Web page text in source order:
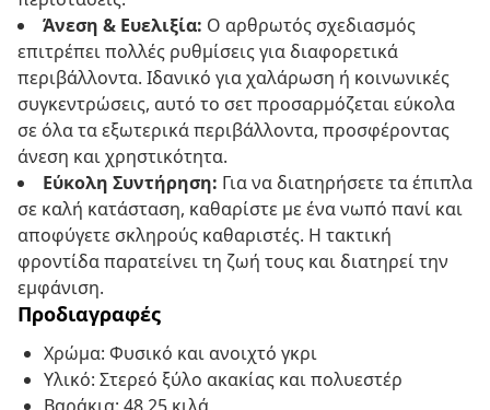
Άνεση & Ευελιξία: Ο αρθρωτός σχεδιασμός
επιτρέπει πολλές ρυθμίσεις για διαφορετικά
περιβάλλοντα. Ιδανικό για χαλάρωση ή κοινωνικές
συγκεντρώσεις, αυτό το σετ προσαρμόζεται εύκολα
σε όλα τα εξωτερικά περιβάλλοντα, προσφέροντας
άνεση και χρηστικότητα.
Εύκολη Συντήρηση: Για να διατηρήσετε τα έπιπλα
σε καλή κατάσταση, καθαρίστε με ένα νωπό πανί και
αποφύγετε σκληρούς καθαριστές. Η τακτική
φροντίδα παρατείνει τη ζωή τους και διατηρεί την
εμφάνιση.
Προδιαγραφές
Χρώμα: Φυσικό και ανοιχτό γκρι
Υλικό: Στερεό ξύλο ακακίας και πολυεστέρ